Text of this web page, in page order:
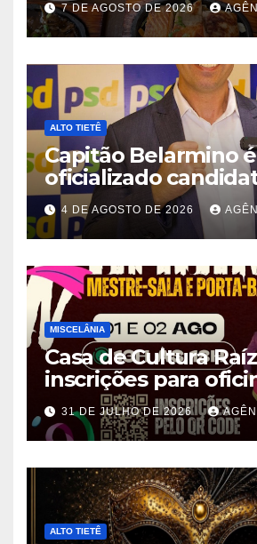
7 DE AGOSTO DE 2026
ALTO TIETÊ
Capitão Belarmino é
oficializado
deputado estadual
durante convenção
Paulo
4 DE AGOSTO DE 2026
MISCELÂNIA
Casa de Cultura
inscrições para
gratuita de Mestre-
Porta-Bandeira em
Vasconcelos
31 DE JULHO DE 2026
ALTO TIETÊ